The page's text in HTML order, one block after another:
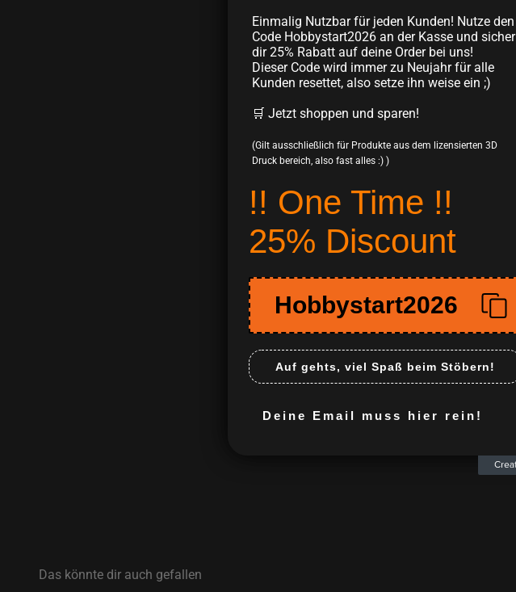
Einmalig Nutzbar für jeden Kunden! Nutze den
Code Hobbystart2026 an der Kasse und sicher
dir 25% Rabatt auf deine Order bei uns!
Dieser Code wird immer zu Neujahr für alle
Kunden resettet, also setze ihn weise ein ;)
🛒 Jetzt shoppen und sparen!
(Gilt ausschließlich für Produkte aus dem lizensierten 3D
Druck bereich, also fast alles :) )
!! One Time !!
25% Discount
Hobbystart2026
Auf gehts, viel Spaß beim Stöbern!